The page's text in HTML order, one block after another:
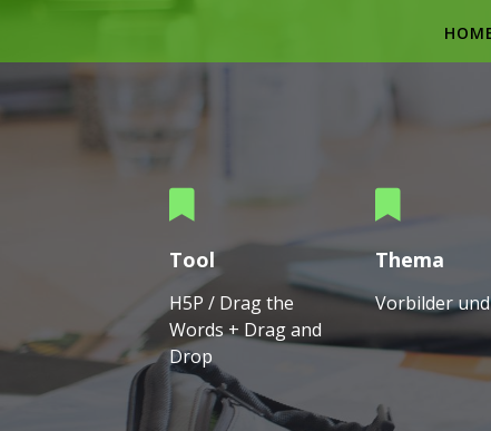
Tool
H5P / Drag the
Words + Drag and
Drop
Thema
Vorbilder